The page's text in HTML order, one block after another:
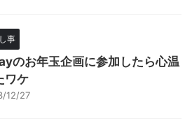
事
のお年玉企画に参加したら心温
ワケ
12/27